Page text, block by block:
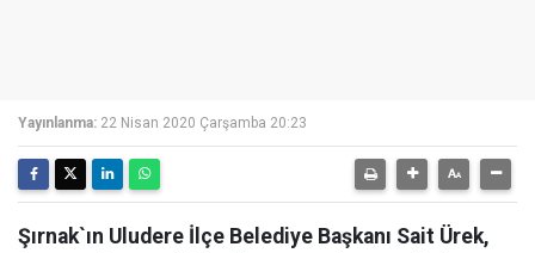
Yayınlanma: 22 Nisan 2020 Çarşamba 20:23
Şırnak`ın Uludere İlçe Belediye Başkanı Sait Ürek,